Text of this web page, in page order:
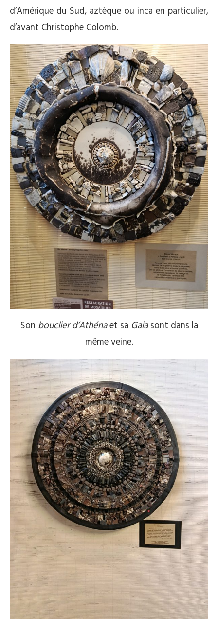
d’Amérique du Sud, aztèque ou inca en particulier,
d’avant Christophe Colomb.
Son bouclier d’Athénaet sa Gaiasont dans la
même veine.